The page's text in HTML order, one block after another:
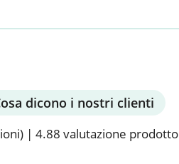
dicono i nostri clienti
| 4.88 valutazione prodotto